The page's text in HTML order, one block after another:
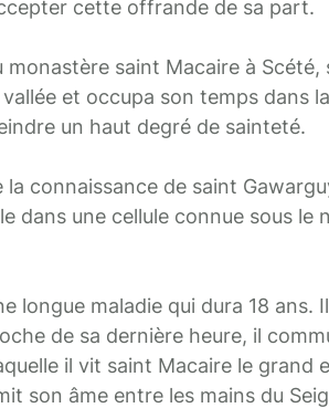
cette offrande de sa part.
monastère saint Macaire à
et occupa son temps dans
un haut degré de sainteté.
la connaissance de saint
dans une cellule connue sous le
longue maladie qui dura 18
de sa dernière heure, il
il vit saint Macaire le grand
son âme entre les mains du